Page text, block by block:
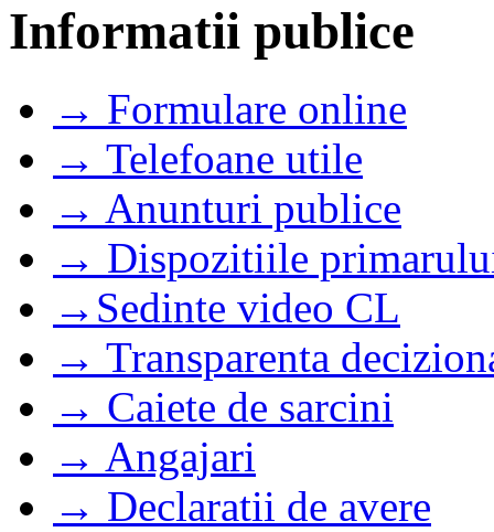
Informatii publice
→ Formulare online
→ Telefoane utile
→ Anunturi publice
→ Dispozitiile
→Sedinte video CL
→ Transparenta
→ Caiete de sarcini
→ Angajari
→ Declaratii de avere